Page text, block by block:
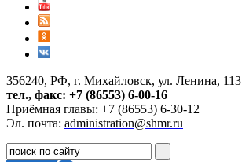
356240, РФ, г. Михайловск, ул. Ленина, 113
тел., факс: +7 (86553) 6-00-16
Приёмная главы: +7 (86553) 6-30-12
Эл. почта: administration@shmr.ru